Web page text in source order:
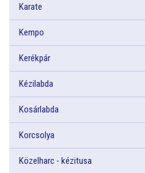
Karate
Kempo
Kerékpár
Kézilabda
Kosárlabda
Korcsolya
Közelharc - kézitusa